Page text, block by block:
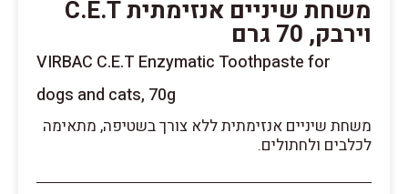
משחת שיניים אנזימתית C.E.T
וירבק, 70 גרם
VIRBAC C.E.T Enzymatic Toothpaste for
dogs and cats, 70g
משחת שיניים אנזימתית ללא צורך בשטיפה, מתאימה
לכלבים ולחתולים.